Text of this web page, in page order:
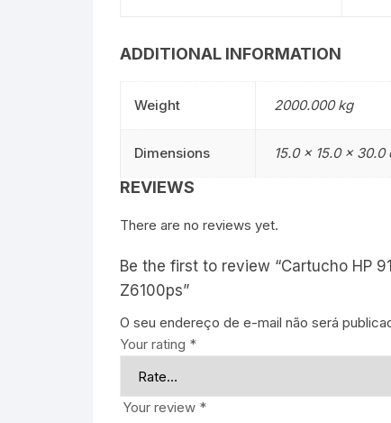
ADDITIONAL INFORMATION
Weight 2000.000 kg
Dimensions 15.0 × 15.0 × 30.0
REVIEWS
There are no reviews yet.
Be the first to review “Cartucho HP
Z6100ps”
O seu endereço de e-mail não será
Your rating *
Your review *